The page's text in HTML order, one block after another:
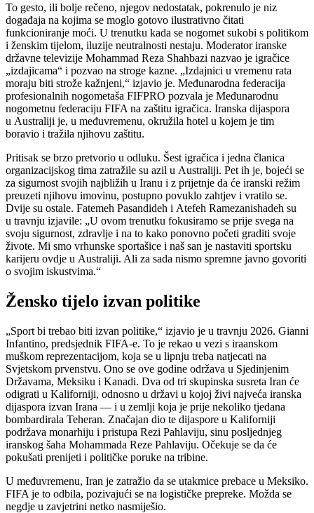
To gesto, ili bolje rečeno, njegov nedostatak, pokrenulo je niz
događaja na kojima se moglo gotovo ilustrativno čitati
funkcioniranje moći. U trenutku kada se nogomet sukobi s politikom
i ženskim tijelom, iluzije neutralnosti nestaju. Moderator iranske
državne televizije Mohammad Reza Shahbazi nazvao je igračice
„izdajicama“ i pozvao na stroge kazne. „Izdajnici u vremenu rata
moraju biti strože kažnjeni,“ izjavio je. Međunarodna federacija
profesionalnih nogometaša FIFPRO pozvala je Međunarodnu
nogometnu federaciju FIFA na zaštitu igračica. Iranska dijaspora
u Australiji je, u međuvremenu, okružila hotel u kojem je tim
boravio i tražila njihovu zaštitu.
Pritisak se brzo pretvorio u odluku. Šest igračica i jedna članica
organizacijskog tima zatražile su azil u Australiji. Pet ih je, bojeći se
za sigurnost svojih najbližih u Iranu i z prijetnje da će iranski režim
preuzeti njihovu imovinu, postupno povuklo zahtjev i vratilo se.
Dvije su ostale. Fatemeh Pasandideh i Atefeh Ramezanishadeh su
u travnju izjavile: „U ovom trenutku fokusiramo se prije svega na
svoju sigurnost, zdravlje i na to kako ponovno početi graditi svoje
živote. Mi smo vrhunske sportašice i naš san je nastaviti sportsku
karijeru ovdje u Australiji. Ali za sada nismo spremne javno govoriti
o svojim iskustvima.“
Žensko tijelo izvan politike
„Sport bi trebao biti izvan politike,“ izjavio je u travnju 2026. Gianni
Infantino, predsjednik FIFA-e. To je rekao u vezi s iraanskom
muškom reprezentacijom, koja se u lipnju treba natjecati na
Svjetskom prvenstvu. Ono se ove godine održava u Sjedinjenim
Državama, Meksiku i Kanadi. Dva od tri skupinska susreta Iran će
odigrati u Kaliforniji, odnosno u državi u kojoj živi najveća iranska
dijaspora izvan Irana — i u zemlji koja je prije nekoliko tjedana
bombardirala Teheran. Značajan dio te dijaspore u Kaliforniji
podržava monarhiju i pristupa Rezi Pahlaviju, sinu posljednjeg
iranskog šaha Mohammada Reze Pahlaviju. Očekuje se da će
pokušati prenijeti i političke poruke na tribine.
U međuvremenu, Iran je zatražio da se utakmice prebace u Meksiko.
FIFA je to odbila, pozivajući se na logističke prepreke. Možda se
negdje u zavjetrini netko nasmiješio.